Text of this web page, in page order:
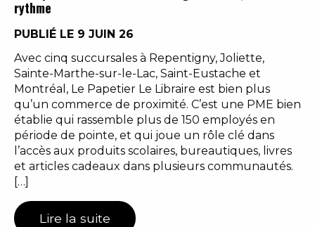
rythme
PUBLIÉ LE 9 JUIN 26
Avec cinq succursales à Repentigny, Joliette,
Sainte-Marthe-sur-le-Lac, Saint-Eustache et
Montréal, Le Papetier Le Libraire est bien plus
qu’un commerce de proximité. C’est une PME bien
établie qui rassemble plus de 150 employés en
période de pointe, et qui joue un rôle clé dans
l’accès aux produits scolaires, bureautiques, livres
et articles cadeaux dans plusieurs communautés.
[…]
Lire la suite